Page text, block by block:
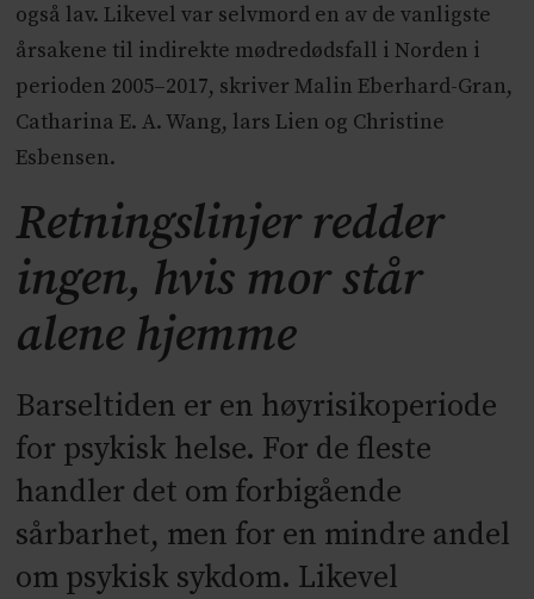
også lav. Likevel var selvmord en av de vanligste
årsakene til indirekte mødredødsfall i Norden i
perioden 2005–2017, skriver Malin Eberhard-Gran,
Catharina E. A. Wang, lars Lien og Christine
Esbensen.
Retningslinjer redder
ingen, hvis mor står
alene hjemme
Barseltiden er en høyrisikoperiode
for psykisk helse. For de fleste
handler det om forbigående
sårbarhet, men for en mindre andel
om psykisk sykdom. Likevel